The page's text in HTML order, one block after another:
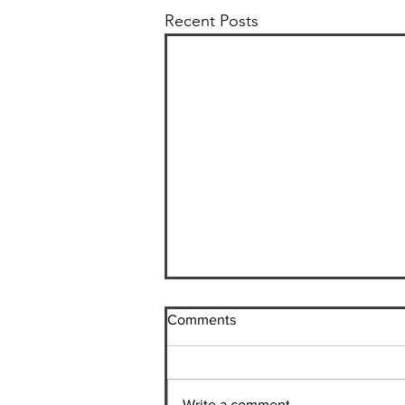
Recent Posts
ミャンマー調査
Comments